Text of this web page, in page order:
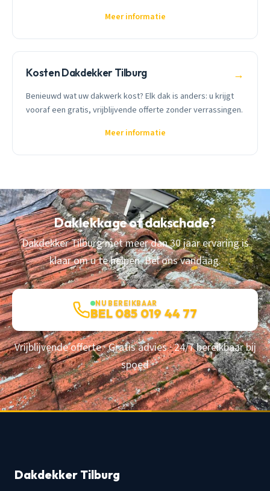
Meer informatie
Kosten Dakdekker Tilburg →
Benieuwd wat uw dakwerk kost? Elk dak is anders: u krijgt
vooraf een gratis, vrijblijvende offerte zonder verrassingen.
Meer informatie
Daklekkage of dakschade?
Dakdekker Tilburg met meer dan 30 jaar ervaring is
klaar om u te helpen. Bel ons vandaag.
NU BEREIKBAAR
BEL 085 019 44 77
Vrijblijvende offerte · Gratis advies · 24/7 bereikbaar bij
spoed
Dakdekker Tilburg